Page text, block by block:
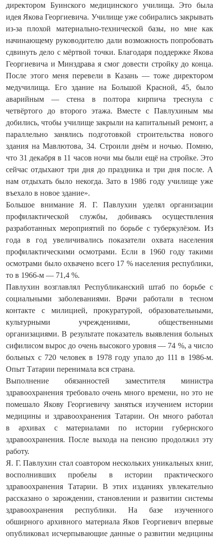
директором Буинского медицинского училища. Это была
идея Якова Георгиевича. Училище уже собирались закрывать
из-за плохой материально-технической базы, но мне как
начинающему руководителю дали возможность попробовать
сдвинуть дело с мёртвой точки. Благодаря поддержке Якова
Георгиевича и Минздрава я смог довести стройку до конца.
После этого меня перевели в Казань — тоже директором
медучилища. Его здание на Большой Красной, 45, было
аварийным — стена в полтора кирпича треснула с
четвёртого до второго этажа. Вместе с Павлухиным мы
добились, чтобы училище закрыли на капитальный ремонт, а
параллельно занялись подготовкой строительства нового
здания на Мавлютова, 34. Строили днём и ночью. Помню,
что 31 декабря в 11 часов ночи мы были ещё на стройке. Это
сейчас отдыхают три дня до праздника и три дня после. А
нам отдыхать было некогда. Зато в 1986 году училище уже
въехало в новое здание».
Большое внимание Я. Г. Павлухин уделял организации
профилактической службы, добиваясь осуществления
разработанных мероприятий по борьбе с туберкулёзом. Из
года в год увеличивались показатели охвата населения
профилактическими осмотрами. Если в 1960 году такими
осмотрами было охвачено всего 17 % населения республики,
то в 1966-м — 71,4 %.
Павлухин возглавлял Респуб­ликанский штаб по борьбе с
социальными заболеваниями. Врачи работали в тесном
контакте с милицией, прокуратурой, образовательными,
культурными учреждениями, общественными
организациями. В результате показатель выявления больных
сифилисом вырос до очень высокого уровня — 74 %, а число
больных с 720 человек в 1978 году упало до 111 в 1986‑м.
Опыт Татарии перенимала вся страна.
Выполнение обязанностей заместителя министра
здравоохранения требовало очень много времени, но это не
помешало Якову Георгиевичу заняться изучением истории
медицины и здравоохранения Татарии. Он много работал
в архивах с материалами по истории губернского
здравоохранения. После выхода на пенсию продолжил эту
работу.
Я. Г. Павлухин стал соавтором нескольких уникальных книг,
восполнивших пробелы в истории практического
здравоохранения Татарии. В этих изданиях увлекательно
рассказано о зарождении, становлении и развитии системы
здравоохранения республики. На базе изученного
обширного архивного материала Яков Георгиевич впервые
опубликовал исчерпывающие данные о развитии медицины